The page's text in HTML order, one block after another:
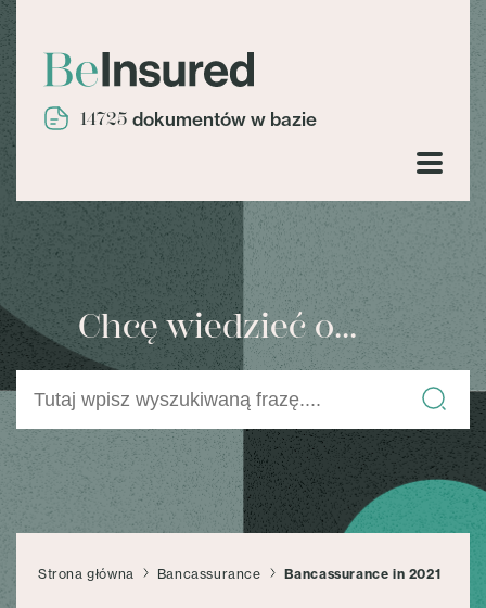
14725 dokumentów w bazie
Chcę wiedzieć o...
Strona główna Bancassurance Bancassurance in 2021